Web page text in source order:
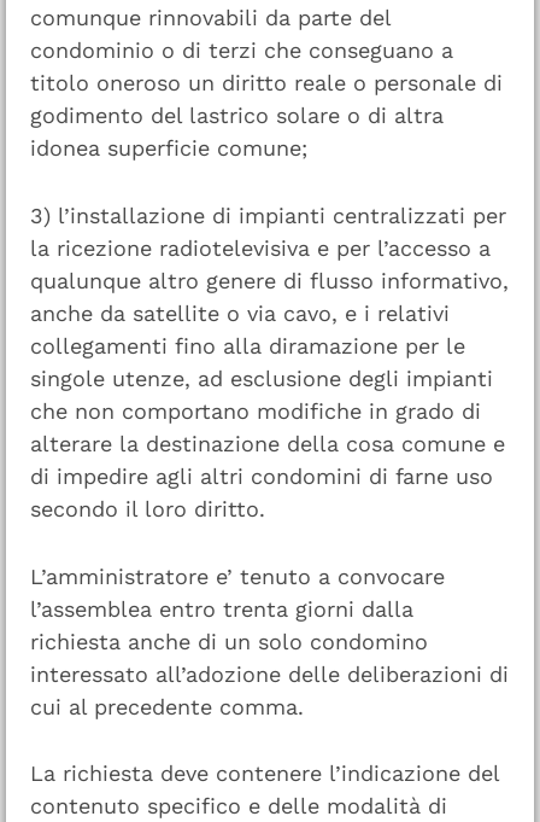
comunque rinnovabili da parte del
condominio o di terzi che conseguano a
titolo oneroso un diritto reale o personale di
godimento del lastrico solare o di altra
idonea superficie comune;
3) l’installazione di impianti centralizzati per
la ricezione radiotelevisiva e per l’accesso a
qualunque altro genere di flusso informativo,
anche da satellite o via cavo, e i relativi
collegamenti fino alla diramazione per le
singole utenze, ad esclusione degli impianti
che non comportano modifiche in grado di
alterare la destinazione della cosa comune e
di impedire agli altri condomini di farne uso
secondo il loro diritto.
L’amministratore e’ tenuto a convocare
l’assemblea entro trenta giorni dalla
richiesta anche di un solo condomino
interessato all’adozione delle deliberazioni di
cui al precedente comma.
La richiesta deve contenere l’indicazione del
contenuto specifico e delle modalità di